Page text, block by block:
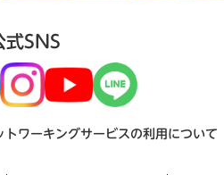
式SNS
ワーキングサービスの利用について